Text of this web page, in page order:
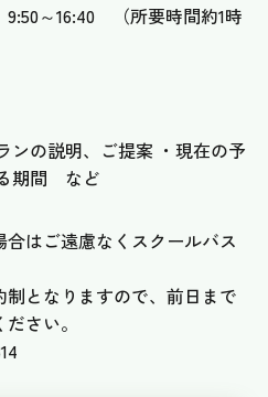
～16:40 （所要時間約1時
ンの説明、ご提案 ・現在の予
期間 など
はご遠慮なくスクールバス
制となりますので、前日まで
さい。